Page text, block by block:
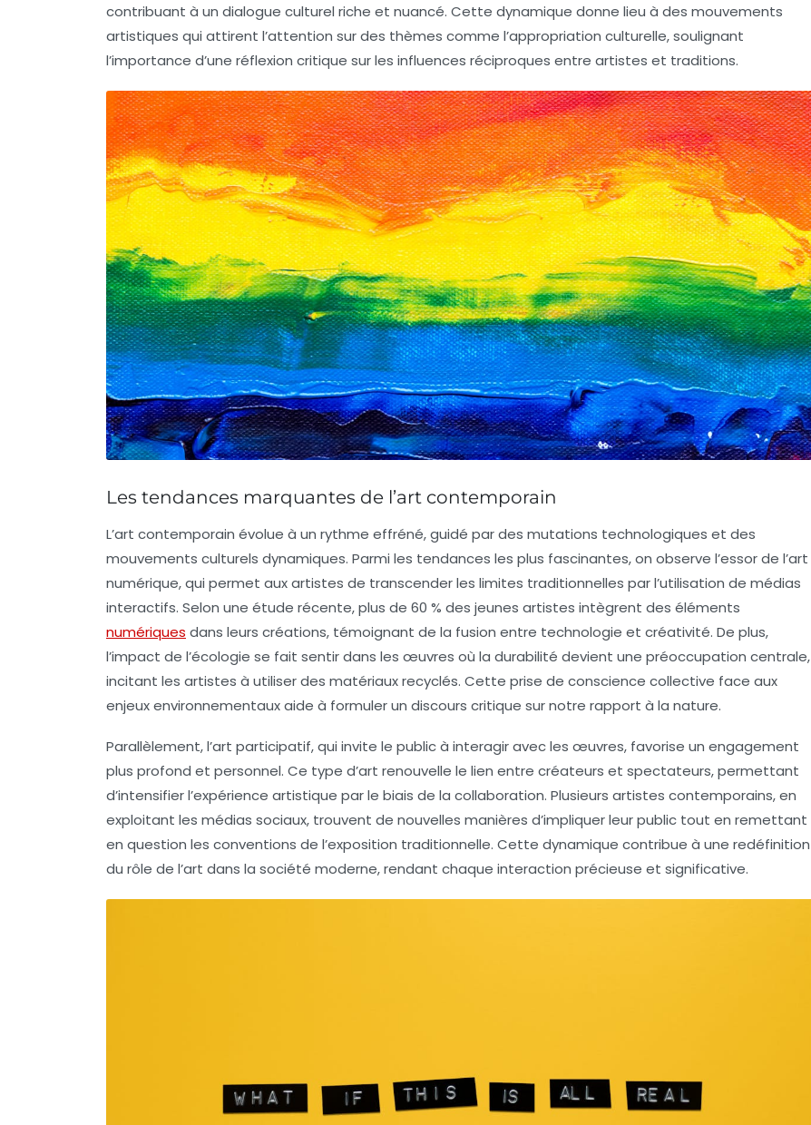
contribuant à un dialogue culturel riche et nuancé. Cette dynamique donne lieu à des mouvements
artistiques qui attirent l’attention sur des thèmes comme l’appropriation culturelle, soulignant
l’importance d’une réflexion critique sur les influences réciproques entre artistes et traditions.
Les tendances marquantes de l’art contemporain
L’art contemporain évolue à un rythme effréné, guidé par des mutations technologiques et des
mouvements culturels dynamiques. Parmi les tendances les plus fascinantes, on observe l’essor de l’art
numérique, qui permet aux artistes de transcender les limites traditionnelles par l’utilisation de médias
interactifs. Selon une étude récente, plus de 60 % des jeunes artistes intègrent des éléments
numériques dans leurs créations, témoignant de la fusion entre technologie et créativité. De plus,
l’impact de l’écologie se fait sentir dans les œuvres où la durabilité devient une préoccupation centrale,
incitant les artistes à utiliser des matériaux recyclés. Cette prise de conscience collective face aux
enjeux environnementaux aide à formuler un discours critique sur notre rapport à la nature.
Parallèlement, l’art participatif, qui invite le public à interagir avec les œuvres, favorise un engagement
plus profond et personnel. Ce type d’art renouvelle le lien entre créateurs et spectateurs, permettant
d’intensifier l’expérience artistique par le biais de la collaboration. Plusieurs artistes contemporains, en
exploitant les médias sociaux, trouvent de nouvelles manières d’impliquer leur public tout en remettant
en question les conventions de l’exposition traditionnelle. Cette dynamique contribue à une redéfinition
du rôle de l’art dans la société moderne, rendant chaque interaction précieuse et significative.